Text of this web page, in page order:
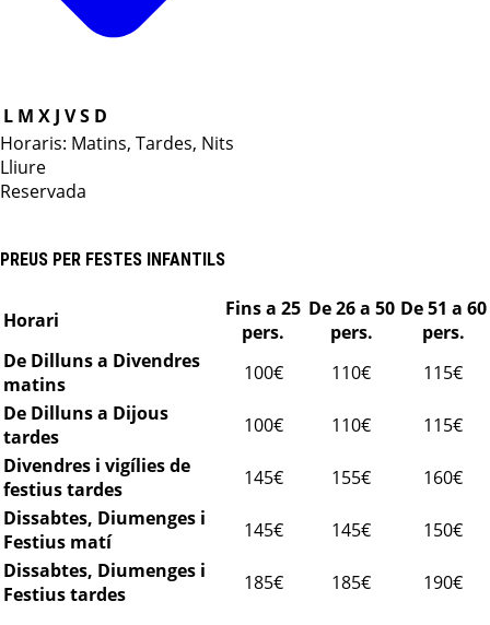
L M XJ VS D
Horaris: Matins, Tardes, Nits
Lliure
Reservada
PREUS PER FESTES INFANTILS
Horari
Fins a 25
pers.
De 26 a 50
pers.
De 51 a 60
pers.
De Dilluns a Divendres
matins
100€ 110€
115€
De Dilluns a Dijous
tardes
100€ 110€
115€
Divendres i vigílies de
festius tardes
145€ 155€
160€
Dissabtes, Diumenges i
Festius matí
145€ 145€
150€
Dissabtes, Diumenges i
Festius tardes
185€ 185€ 190€